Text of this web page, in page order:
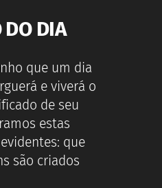
DO DIA
que um dia
e viverá o
de seu
estas
que
são criados